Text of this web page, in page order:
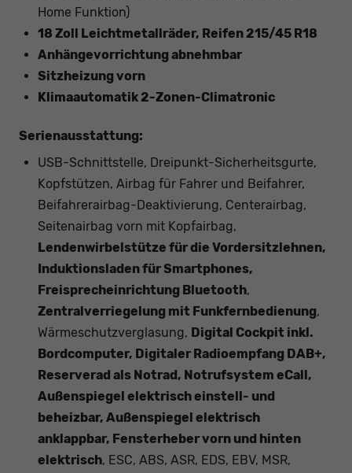
Home Funktion)
18 Zoll Leichtmetallräder, Reifen 215/45 R18
Anhängevorrichtung abnehmbar
Sitzheizung vorn
Klimaautomatik 2-Zonen-Climatronic
Serienausstattung:
USB-Schnittstelle, Dreipunkt-Sicherheitsgurte,
Kopfstützen, Airbag für Fahrer und Beifahrer,
Beifahrerairbag-Deaktivierung, Centerairbag,
Seitenairbag vorn mit Kopfairbag,
Lendenwirbelstütze für die Vordersitzlehnen,
Induktionsladen für Smartphones,
Freisprecheinrichtung Bluetooth,
Zentralverriegelung mit Funkfernbedienung,
Wärmeschutzverglasung, Digital Cockpit inkl.
Bordcomputer, Digitaler Radioempfang DAB+,
Reserverad als Notrad, Notrufsystem eCall,
Außenspiegel elektrisch einstell- und
beheizbar, Außenspiegel elektrisch
anklappbar, Fensterheber vorn und hinten
elektrisch, ESC, ABS, ASR, EDS, EBV, MSR,